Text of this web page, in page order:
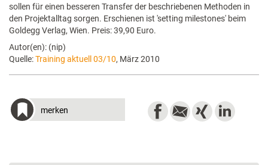
sollen für einen besseren Transfer der beschriebenen Methoden in
den Projektalltag sorgen. Erschienen ist 'setting milestones' beim
Goldegg Verlag, Wien. Preis: 39,90 Euro.
Autor(en): (nip)
Quelle:Training aktuell 03/10, März 2010
merken